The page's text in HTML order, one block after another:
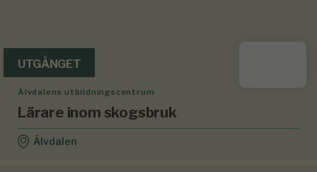
UTGÅNGET
Älvdalens utbildningscentrum
Lärare inom skogsbruk
Älvdalen